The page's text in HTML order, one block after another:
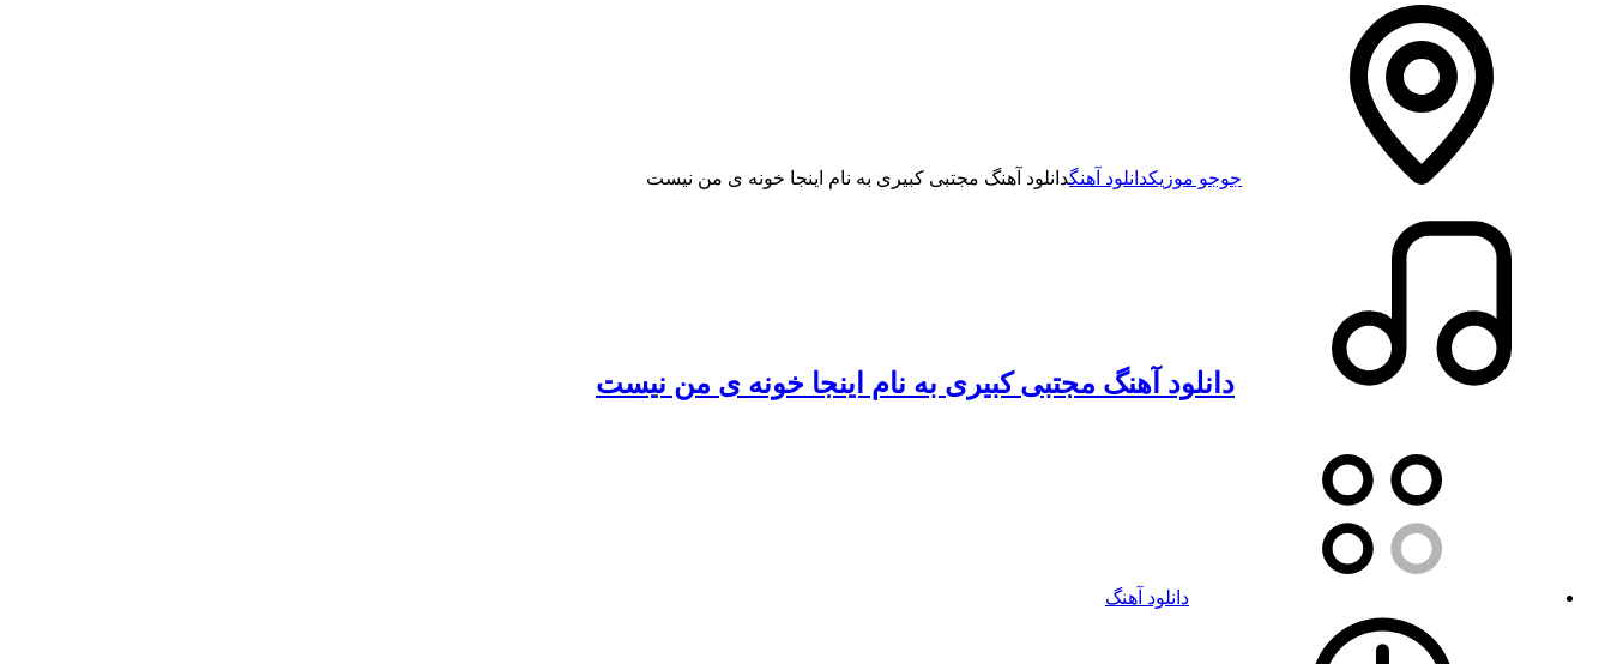
جوجو موزیکدانلود آهنگدانلود آهنگ مجتبی کبیری به نام اینجا خونه ی من نیست
دانلود آهنگ مجتبی کبیری به نام اینجا خونه ی من نیست
دانلود آهنگ